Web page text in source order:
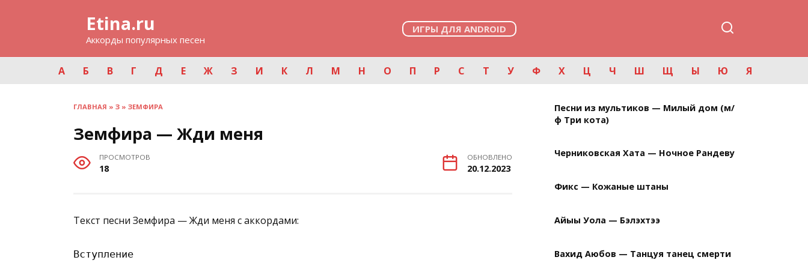
Etina.ru
Аккорды популярных песен
ИГРЫ ДЛЯ ANDROID
А Б В Г Д Е Ж З И К Л М Н О П Р С Т У Ф Х Ц Ч Ш Щ Ы Ю Я
ГЛАВНАЯ » З » ЗЕМФИРА
Земфира — Жди меня
ПРОСМОТРОВ
18
ОБНОВЛЕНО
20.12.2023
Текст песни Земфира — Жди меня с аккордами:
Вступление
Песни из мультиков — Милый дом (м/
ф Три кота)
Черниковская Хата — Ночное Рандеву
Фикс — Кожаные штаны
Айыы Уола — Бэлэхтээ
Вахид Аюбов — Танцуя танец смерти